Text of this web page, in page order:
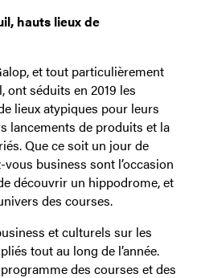
hauts lieux de
et tout particulièrement
ont séduits en 2019 les
lieux atypiques pour leurs
lancements de produits et la
Que ce soit un jour de
business sont l’occasion
découvrir un hippodrome, et
des courses.
et culturels sur les
tout au long de l’année.
des courses et des